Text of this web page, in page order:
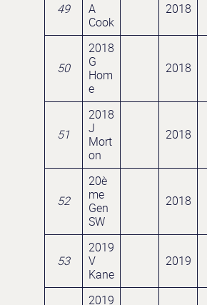
49
A
Cook
2018
50
2018
G
Hom
e
2018
51
2018
J
Mort
on
2018
52
20è
me
Gen
SW
2018
53
2019
V
Kane
2019
2019